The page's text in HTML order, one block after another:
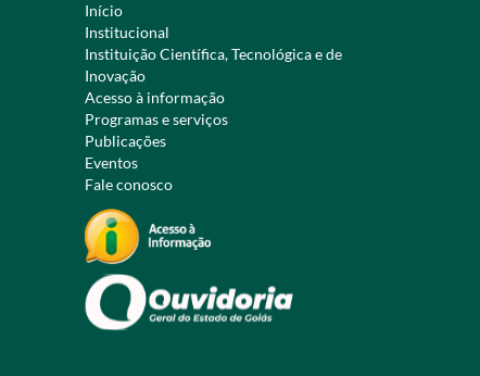
Início
Institucional
Instituição Científica, Tecnológica e de
Inovação
Acesso à informação
Programas e serviços
Publicações
Eventos
Fale conosco